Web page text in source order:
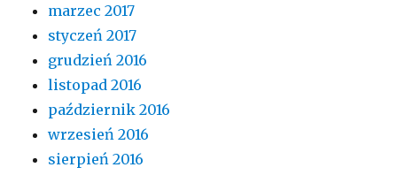
marzec 2017
styczeń 2017
grudzień 2016
listopad 2016
październik 2016
wrzesień 2016
sierpień 2016